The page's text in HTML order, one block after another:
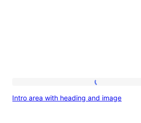
area
Intro area with heading and image